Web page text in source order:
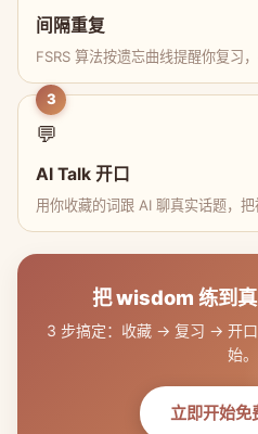
间隔重复
FSRS 算法按遗忘曲线提醒你复习
3
💬
AI Talk 开口
用你收藏的词跟 AI 聊真实话题，把
把 wisdom 练到
3 步搞定：收藏 → 复习 → 开
始。
立即开始免